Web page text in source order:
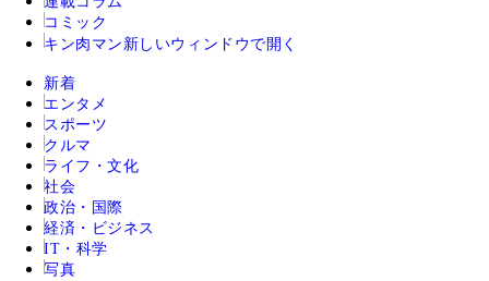
コミック
キン肉マン 新しいウィンドウで開く
新着
エンタメ
スポーツ
クルマ
ライフ・文化
社会
政治・国際
経済・ビジネス
IT・科学
写真